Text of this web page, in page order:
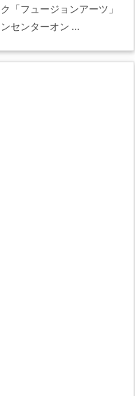
「フュージョンアーツ」
センターオン ...